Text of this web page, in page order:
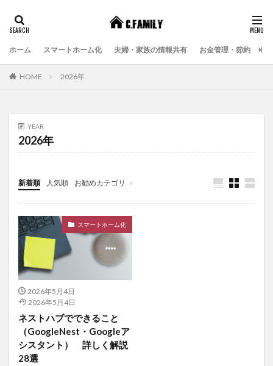
ホーム スマートホーム化 夫婦・家族の情報共有 お金管理・節約
HOME 2026年
YEAR
2026年
新着順 人気順 お勧めカテゴリ
スマートホーム化
2026年5月4日
2026年5月4日
ネストハブでできること
（GoogleNest・Googleア
シスタント） 詳しく解説
28選